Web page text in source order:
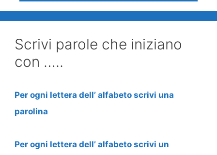
Scrivi parole che iniziano
con …..
Per ogni lettera dell’ alfabeto scrivi una
parolina
Per ogni lettera dell’ alfabeto scrivi un